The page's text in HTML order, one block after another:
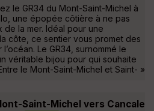
le GR34 du Mont-Saint-Michel à
une épopée côtière à ne pas
de la mer. Idéal pour une
côte, ce sentier vous promet des
Le GR34, surnommé le
véritable bijou pour qui souhaite
le Mont-Saint-Michel et Saint- »
Saint-Michel vers Cancale